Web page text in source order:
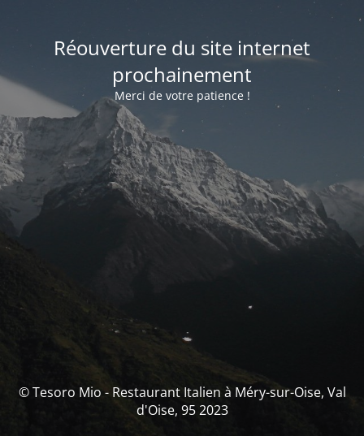
Réouverture du site internet
prochainement
Merci de votre patience !
© Tesoro Mio - Restaurant Italien à Méry-sur-Oise, Val
d'Oise, 95 2023